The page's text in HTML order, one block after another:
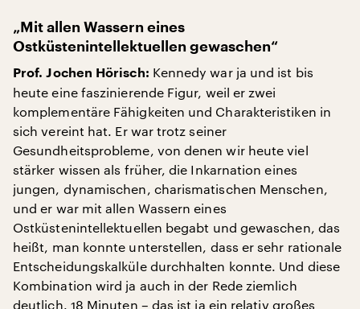
„Mit allen Wassern eines
Ostküstenintellektuellen gewaschen“
Prof. Jochen Hörisch: Kennedy war ja und ist bis
heute eine faszinierende Figur, weil er zwei
komplementäre Fähigkeiten und Charakteristiken in
sich vereint hat. Er war trotz seiner
Gesundheitsprobleme, von denen wir heute viel
stärker wissen als früher, die Inkarnation eines
jungen, dynamischen, charismatischen Menschen,
und er war mit allen Wassern eines
Ostküstenintellektuellen begabt und gewaschen, das
heißt, man konnte unterstellen, dass er sehr rationale
Entscheidungskalküle durchhalten konnte. Und diese
Kombination wird ja auch in der Rede ziemlich
deutlich. 18 Minuten – das ist ja ein relativ großes